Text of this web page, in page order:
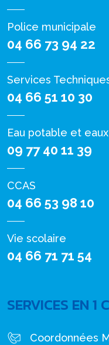
Police municipale
04 66 73 94 22
Services
04 66 51 10 30
Eau potable et
09 77 40 11 39
CCAS
04 66 53 98 10
Vie scolaire
04 66 71 71 54
SERVICES EN 1
Coordonnées